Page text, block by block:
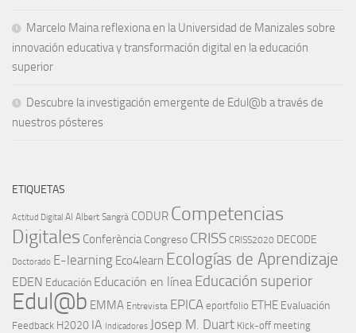
Marcelo Maina reflexiona en la Universidad de Manizales sobre
innovación educativa y transformación digital en la educación
superior
Descubre la investigación emergente de Edul@b a través de
nuestros pósteres
ETIQUETAS
Actitud Digital AI Albert Sangrà CODUR Competencias
Digitales Conferència Congreso CRISS CRISS2020 DECODE
Doctorado E-learning Eco4learn Ecologías de Aprendizaje
EDEN Educación Educación en línea Educación superior
Edul@b EMMA Entrevista EPICA eportfolio ETHE Evaluación
Feedback H2020 IA Indicadores Josep M. Duart Kick-off meeting